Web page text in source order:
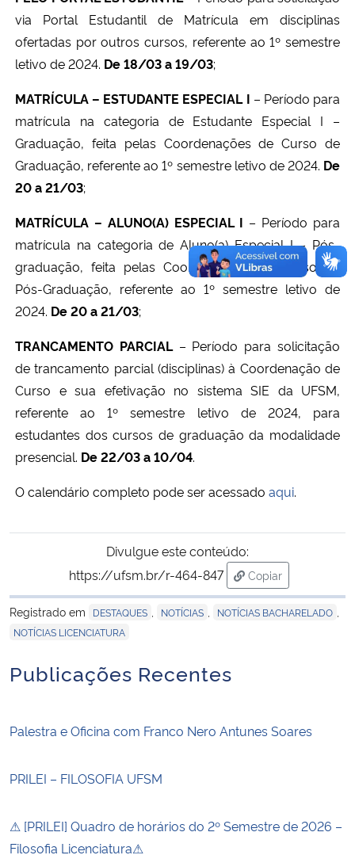
via Portal Estudantil de Matrícula em disciplinas
ofertadas por outros cursos, referente ao 1º semestre
letivo de 2024. De18/03 a 19/03;
MATRÍCULA – ESTUDANTE ESPECIAL I – Período para
matrícula na categoria de Estudante Especial I –
Graduação, feita pelas Coordenações de Curso de
Graduação, referente ao 1º semestre letivo de 2024. De
20 a 21/03;
MATRÍCULA – ALUNO(A) ESPECIAL I – Período para
matrícula na categoria de Aluno(a) Especial I – Pós-
graduação, feita pelas Coordenações de Curso de
Pós-Graduação, referente ao 1º semestre letivo de
2024. De 20 a 21/03;
TRANCAMENTO PARCIAL– Período para solicitação
de trancamento parcial (disciplinas) à Coordenação de
Curso e sua efetivação no sistema SIE da UFSM,
referente ao 1º semestre letivo de 2024, para
estudantes dos cursos de graduação da modalidade
presencial. De 22/03 a 10/04.
O calendário completo pode ser acessado aqui.
Divulgue este conteúdo:
https://ufsm.br/r-464-847
Copiar
para área de
Registrado em
DESTAQUES NOTÍCIAS NOTÍCIAS BACHARELADO
NOTÍCIAS LICENCIATURA
Publicações Recentes
Palestra e Oficina com Franco Nero Antunes Soares
PRILEI – FILOSOFIA UFSM
⚠ [PRILEI] Quadro de horários do 2º Semestre de 2026 –
Filosofia Licenciatura⚠